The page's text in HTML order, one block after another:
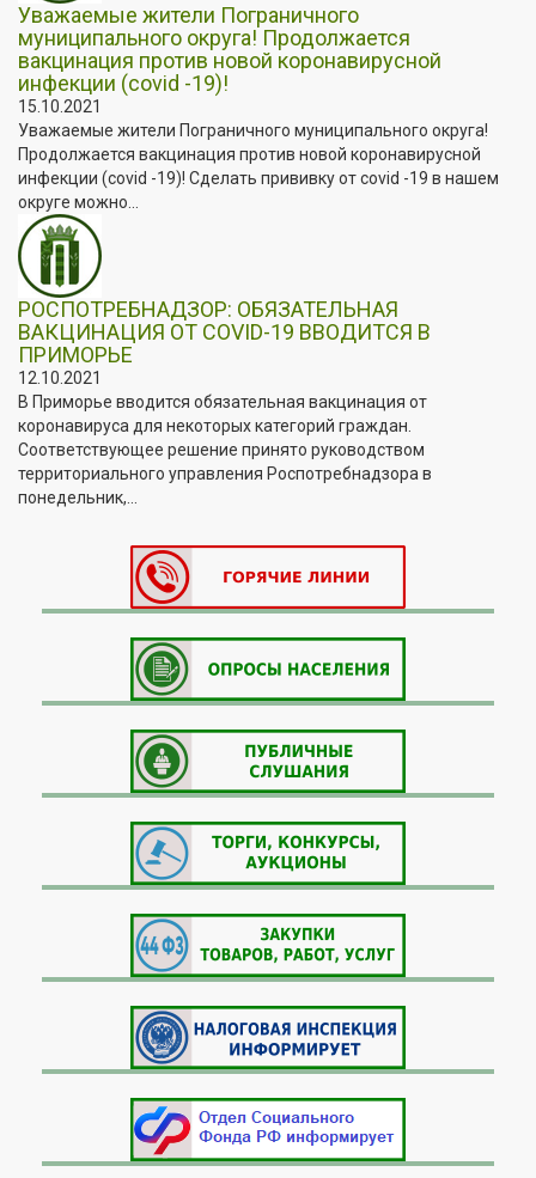
Уважаемые жители Пограничного
муниципального округа! Продолжается
вакцинация против новой коронавирусной
инфекции (covid -19)!
15.10.2021
Уважаемые жители Пограничного муниципального округа!
Продолжается вакцинация против новой коронавирусной
инфекции (covid -19)! Сделать прививку от covid -19 в нашем
округе можно...
РОСПОТРЕБНАДЗОР: ОБЯЗАТЕЛЬНАЯ
ВАКЦИНАЦИЯ ОТ COVID-19 ВВОДИТСЯ В
ПРИМОРЬЕ
12.10.2021
В Приморье вводится обязательная вакцинация от
коронавируса для некоторых категорий граждан.
Соответствующее решение принято руководством
территориального управления Роспотребнадзора в
понедельник,...